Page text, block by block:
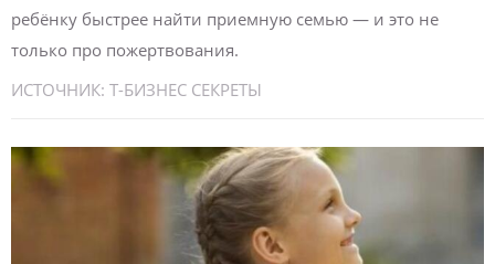
ребёнку быстрее найти приемную семью — и это не
только про пожертвования.
ИСТОЧНИК: Т-БИЗНЕС СЕКРЕТЫ